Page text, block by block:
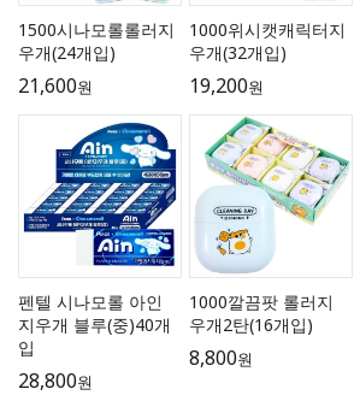
1500시나모롤롤러지
우개(24개입)
21,600원
1000위시캣캐릭터지
우개(32개입)
19,200원
펜텔 시나모롤 아인
지우개 블루(중)40개
입
28,800원
1000깔끔팟 롤러지
우개2탄(16개입)
8,800원